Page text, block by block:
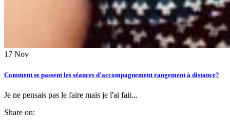
17 Nov
Comment se passent les séances d’accompagnement rangement à distance?
Je ne pensais pas le faire mais je l'ai fait...
Share on: